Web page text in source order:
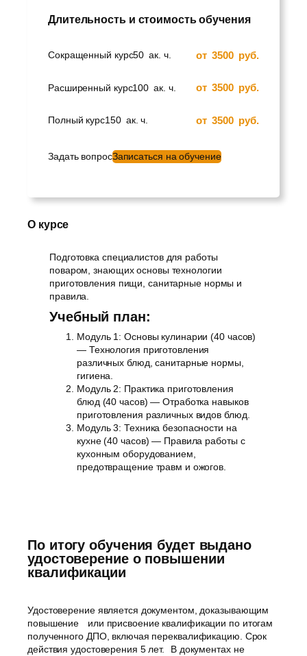
Длительность и стоимость обучения
Сокращенный курс50 ак. ч. от 3500 руб.
Расширенный курс100 ак. ч. от 3500 руб.
Полный курс150 ак. ч. от 3500 руб.
Задать вопросЗаписаться на обучение
О курсе
Подготовка специалистов для работы
поваром, знающих основы технологии
приготовления пищи, санитарные нормы и
правила.
Учебный план:
Модуль 1: Основы кулинарии (40 часов)
— Технология приготовления
различных блюд, санитарные нормы,
гигиена.
Модуль 2: Практика приготовления
блюд (40 часов) — Отработка навыков
приготовления различных видов блюд.
Модуль 3: Техника безопасности на
кухне (40 часов) — Правила работы с
кухонным оборудованием,
предотвращение травм и ожогов.
По итогу обучения будет выдано
удостоверение о повышении
квалификации
Удостоверение является документом, доказывающим
повышение или присвоение квалификации по итогам
полученного ДПО, включая переквалификацию. Срок
действия удостоверения 5 лет. В документах не